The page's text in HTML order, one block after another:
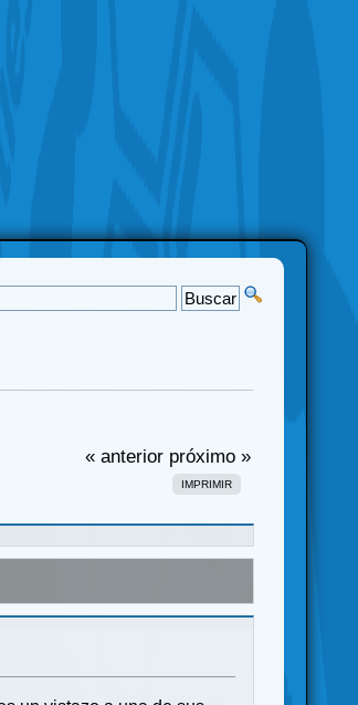
« anterior próximo »
IMPRIMIR